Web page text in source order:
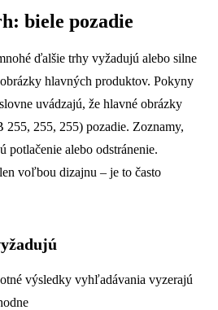
biele pozadie
ďalšie trhy vyžadujú alebo silne
hlavných produktov. Pokyny
uvádzajú, že hlavné obrázky
255, 255) pozadie. Zoznamy,
potlačenie alebo odstránenie.
voľbou dizajnu – je to často
výsledky vyhľadávania vyzerajú